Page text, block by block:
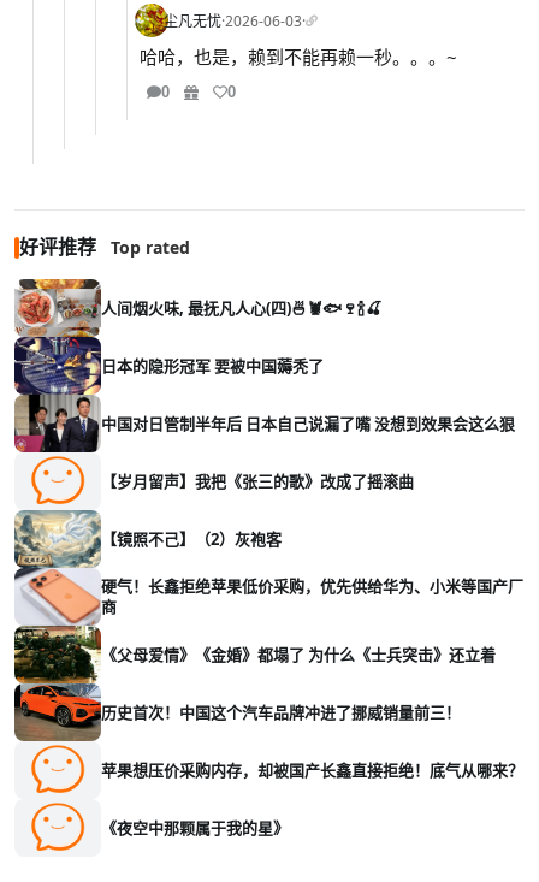
尘凡无忧·2026-06-03·
哈哈，也是，赖到不能再赖一秒。。。~
0 0
好评推荐 Top rated
人间烟火味, 最抚凡人心(四)🍜🦞🐟🍷🍾🍒
日本的隐形冠军 要被中国薅秃了
中国对日管制半年后 日本自己说漏了嘴 没想到效果会这么狠
【岁月留声】我把《张三的歌》改成了摇滚曲
【镜照不己】（2）灰袍客
硬气！长鑫拒绝苹果低价采购，优先供给华为、小米等国产厂
商
《父母爱情》《金婚》都塌了 为什么《士兵突击》还立着
历史首次！中国这个汽车品牌冲进了挪威销量前三！
苹果想压价采购内存，却被国产长鑫直接拒绝！底气从哪来？
《夜空中那颗属于我的星》